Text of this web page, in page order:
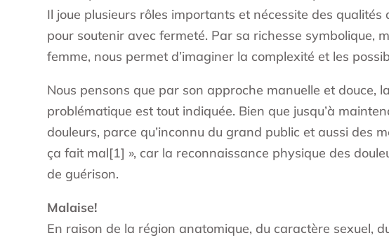
Il joue plusieurs rôles importants et nécessite des
pour soutenir avec fermeté. Par sa richesse symbolique,
femme, nous permet d’imaginer la complexité et les
Nous pensons que par son approche manuelle et douce,
problématique est tout indiquée. Bien que jusqu’à
douleurs, parce qu’inconnu du grand public et aussi des
ça fait mal[1] », car la reconnaissance physique des
de guérison.
Malaise!
En raison de la région anatomique, du caractère sexuel,